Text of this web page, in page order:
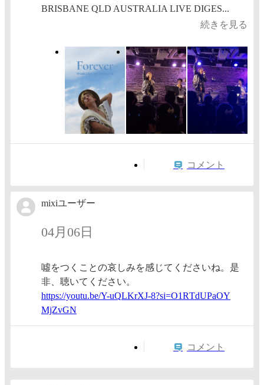
BRISBANE QLD AUSTRALIA LIVE DIGES...
続きを見る
コメント
mixiユーザー
04月06日
噓をつくことの哀しみを感じてくださいね。是
非、聴いてください。
https://youtu.be/Y-uQLKrXJ-8?si=O1RTdUPaOY
MjZvGN
コメント